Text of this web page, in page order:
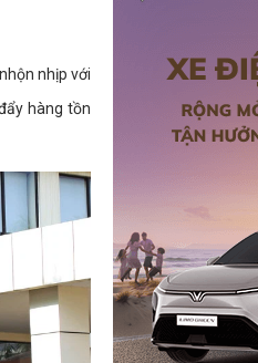
nhịp với
hàng tồn